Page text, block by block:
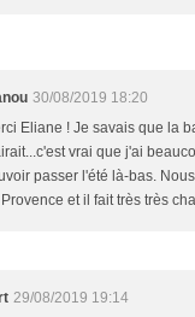
30/08/2019 18:20
Eliane ! Je savais que la
vrai que j'ai
passer l'été là-bas.
et il fait très très
29/08/2019 19:14